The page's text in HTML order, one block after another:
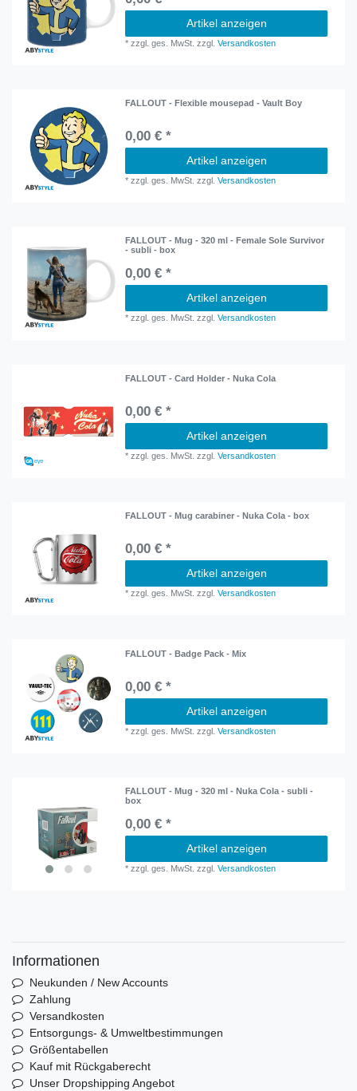
Artikel anzeigen
*zzgl. ges. MwSt. zzgl.Versandkosten
FALLOUT - Flexible mousepad - Vault Boy
0,00 € *
Artikel anzeigen
*zzgl. ges. MwSt. zzgl.Versandkosten
FALLOUT - Mug - 320 ml - Female Sole Survivor
- subli - box
0,00 € *
Artikel anzeigen
*zzgl. ges. MwSt. zzgl.Versandkosten
FALLOUT - Card Holder - Nuka Cola
0,00 € *
Artikel anzeigen
*zzgl. ges. MwSt. zzgl.Versandkosten
FALLOUT - Mug carabiner - Nuka Cola - box
0,00 € *
Artikel anzeigen
*zzgl. ges. MwSt. zzgl.Versandkosten
FALLOUT - Badge Pack - Mix
0,00 € *
Artikel anzeigen
*zzgl. ges. MwSt. zzgl.Versandkosten
FALLOUT - Mug - 320 ml - Nuka Cola - subli -
box
0,00 € *
Artikel anzeigen
*zzgl. ges. MwSt. zzgl.Versandkosten
Informationen
Neukunden / New Accounts
Zahlung
Versandkosten
Entsorgungs- & Umweltbestimmungen
Größentabellen
Kauf mit Rückgaberecht
Unser Dropshipping Angebot